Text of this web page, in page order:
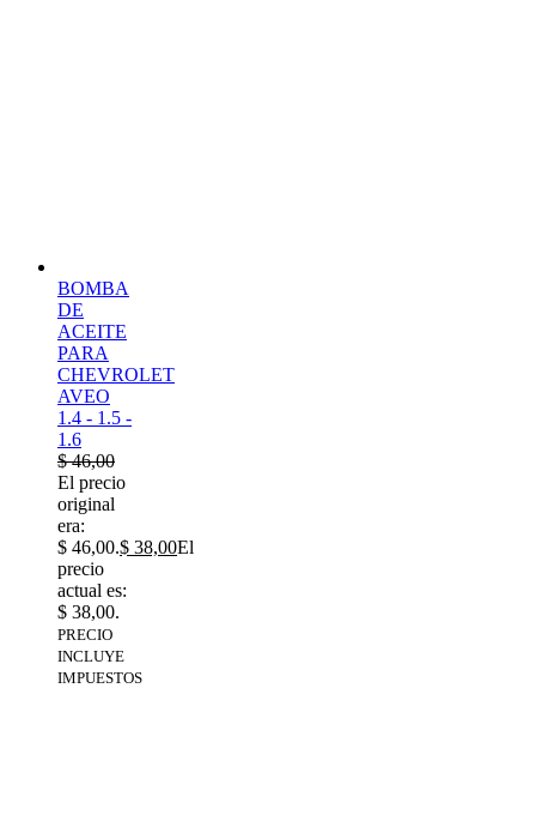
BOMBA
DE
ACEITE
PARA
CHEVROLET
AVEO
1.4 - 1.5 -
1.6
$46,00
El precio
original
era:
$ 46,00.$ 38,00El
precio
actual es:
$ 38,00.
PRECIO
INCLUYE
IMPUESTOS